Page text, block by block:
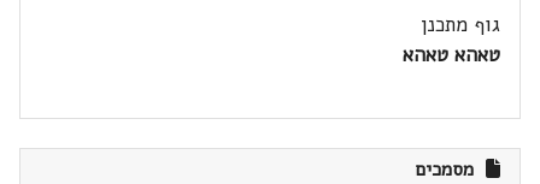
גוף מתכנן
טאהא טאהא
מסמכים